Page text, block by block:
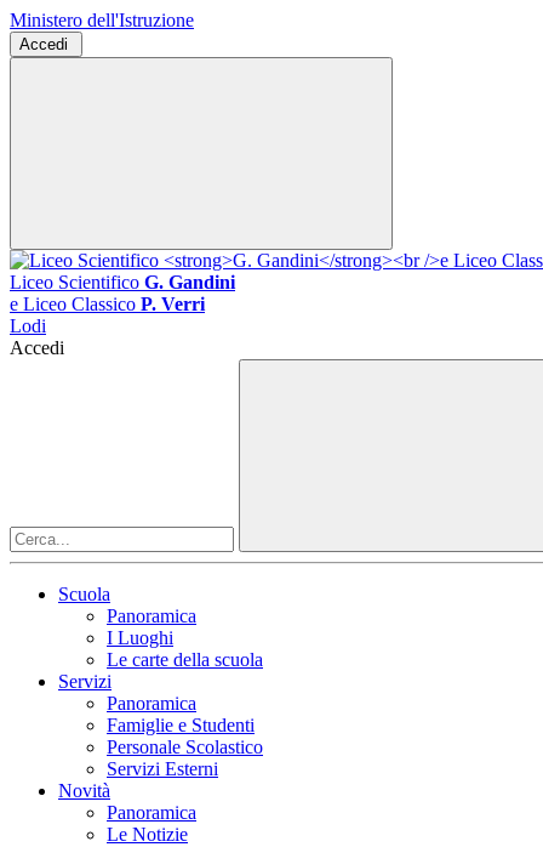
Ministero dell'Istruzione
Accedi
Liceo Scientifico G. Gandini
e Liceo Classico P. Verri
Lodi
Accedi
Scuola
Panoramica
I Luoghi
Le carte della scuola
Servizi
Panoramica
Famiglie e Studenti
Personale Scolastico
Servizi Esterni
Novità
Panoramica
Le Notizie